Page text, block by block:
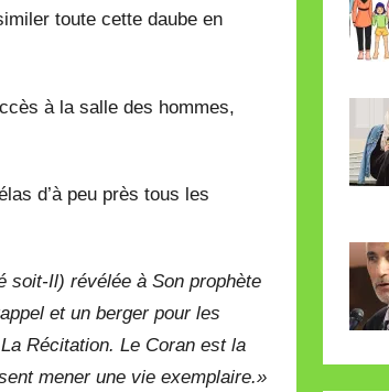
toute cette daube en
à la salle des hommes,
d’à peu près tous les
soit-Il) révélée à Son prophète
et un berger pour les
Récitation. Le Coran est la
mener une vie exemplaire.»